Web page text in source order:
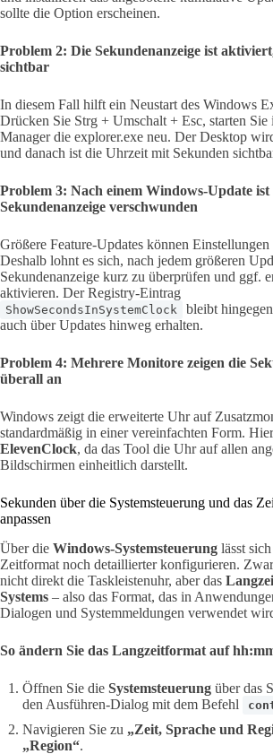
sollte die Option erscheinen.
Problem 2: Die Sekundenanzeige ist
sichtbar
In diesem Fall hilft ein Neustart des Windows
Drücken Sie Strg + Umschalt + Esc, starten Sie
Manager die explorer.exe neu. Der Desktop
und danach ist die Uhrzeit mit Sekunden
Problem 3: Nach einem Windows-Update ist
Sekundenanzeige verschwunden
Größere Feature-Updates können Einstellungen
Deshalb lohnt es sich, nach jedem größeren
Sekundenanzeige kurz zu überprüfen und ggf.
aktivieren. Der Registry-Eintrag
ShowSecondsInSystemClock
bleibt
auch über Updates hinweg erhalten.
Problem 4: Mehrere Monitore zeigen die
überall an
Windows zeigt die erweiterte Uhr auf
standardmäßig in einer vereinfachten Form.
ElevenClock, da das Tool die Uhr auf allen
Bildschirmen einheitlich darstellt.
Sekunden über die Systemsteuerung und das
anpassen
Über die Windows-Systemsteuerung lässt
Zeitformat noch detaillierter konfigurieren.
nicht direkt die Taskleistenuhr, aber das
Systems – also das Format, das in
Dialogen und Systemmeldungen verwendet
So ändern Sie das Langzeitformat auf
Öffnen Sie die Systemsteuerung über das
den Ausführen-Dialog mit dem Befehl
Navigieren Sie zu „Zeit, Sprache und
„Region“.